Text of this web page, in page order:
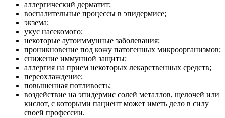
аллергический дерматит;
воспалительные процессы в эпидермисе;
экзема;
укус насекомого;
некоторые аутоиммунные заболевания;
проникновение под кожу патогенных микроорганизмов;
снижение иммунной защиты;
аллергия на прием некоторых лекарственных средств;
переохлаждение;
повышенная потливость;
воздействие на эпидермис солей металлов, щелочей или
кислот, с которыми пациент может иметь дело в силу
своей профессии.